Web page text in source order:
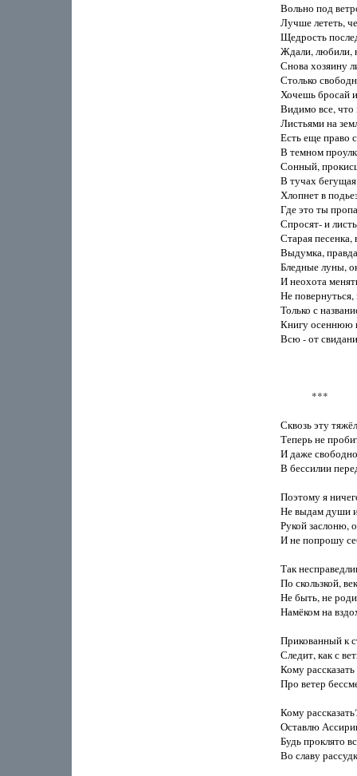
Вольно под
Лучше лететь,
Щедрость
Ждали, любили,
Снова хозяину
Столько
Хочешь бросай
Видимо все, что
Листьями на
Есть еще право
В темном
Сонный,
В тучах
Хлопнет в
Где это ты
Спросят- и
Старая
Выдумка,
Бледные луны,
И неохота
Не повернуться,
Только с
Книгу осеннюю
Всю - от
             ***
Сквозь эту
Теперь не
И даже
В бессилии
Поэтому я
Не выдам души
Рукой заслоню,
И не попрошу
Так
По скользкой,
Не быть, не
Намёком на
Прикованный к
Следит, как с
Кому
Про ветер
Кому
Оставлю
Будь проклято
Во славу